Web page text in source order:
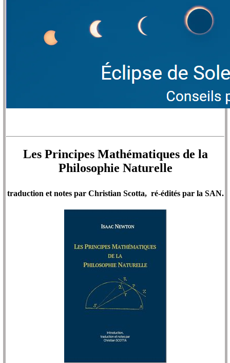
Les Principes Mathématiques de la
Philosophie Naturelle
traduction et notes par Christian Scotta, ré-édités par la SAN.